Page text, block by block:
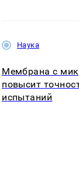
Наука
Мембрана с
повысит
испытаний